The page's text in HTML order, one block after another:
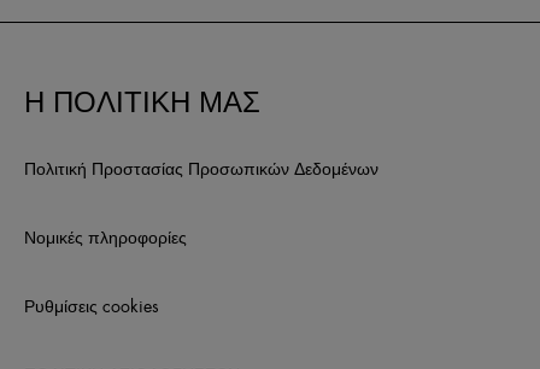
Η ΠΟΛΙΤΙΚΗ ΜΑΣ
Πολιτική Προστασίας Προσωπικών Δεδομένων
Νομικές πληροφορίες
Ρυθμίσεις cookies